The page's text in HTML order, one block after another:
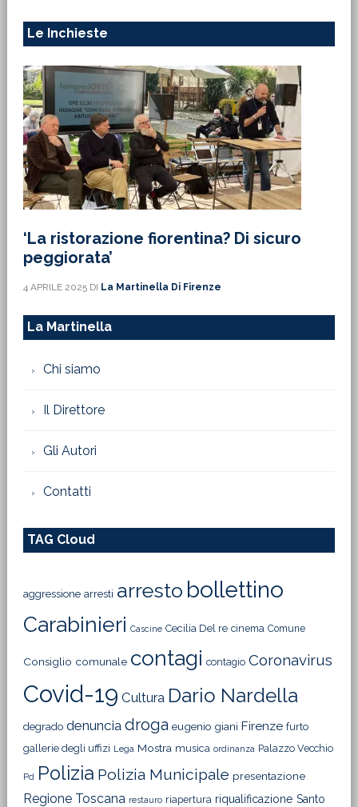
Le Inchieste
‘La ristorazione fiorentina? Di sicuro
peggiorata’
4 APRILE 2025DI La Martinella Di Firenze
La Martinella
Chi siamo
Il Direttore
Gli Autori
Contatti
TAG Cloud
aggressione arresti arresto bollettino
Carabinieri Cascine Cecilia Del re cinema Comune
Consiglio comunale contagi contagio Coronavirus
Covid-19 Cultura Dario Nardella
degrado denuncia droga eugenio giani Firenze furto
gallerie degli uffizi Lega Mostra musica ordinanza Palazzo Vecchio
Pd Polizia Polizia Municipale presentazione
Regione Toscana restauro riapertura riqualificazione Santo